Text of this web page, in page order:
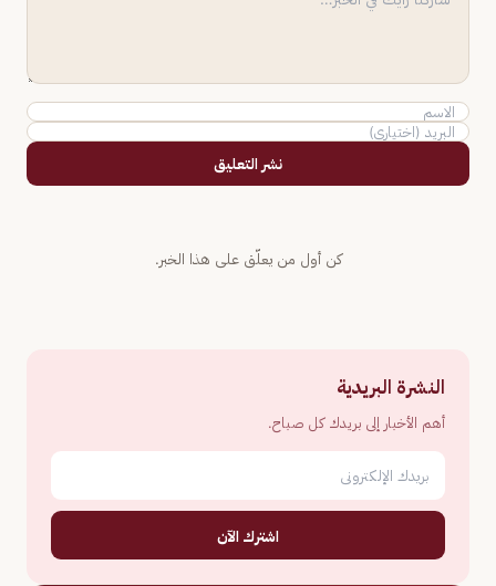
نشر التعليق
كن أول من يعلّق على هذا الخبر.
النشرة البريدية
أهم الأخبار إلى بريدك كل صباح.
اشترك الآن